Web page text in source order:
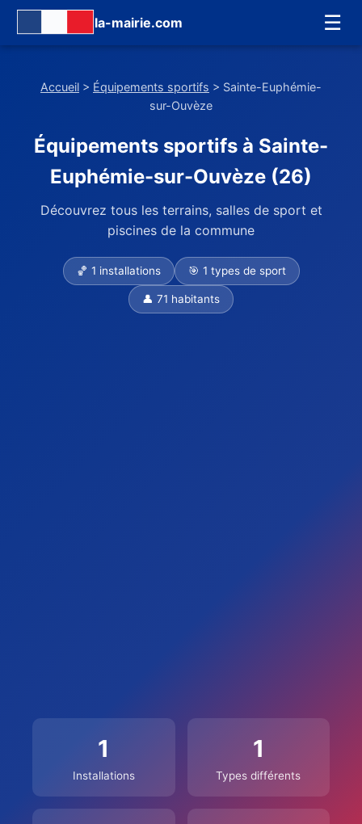
la-mairie.com ☰
Accueil > Équipements sportifs > Sainte-Euphémie-
sur-Ouvèze
Équipements sportifs à Sainte-
Euphémie-sur-Ouvèze (26)
Découvrez tous les terrains, salles de sport et
piscines de la commune
🏀 1 installations 🎯 1 types de sport
👤 71 habitants
1
Installations
1
Types différents